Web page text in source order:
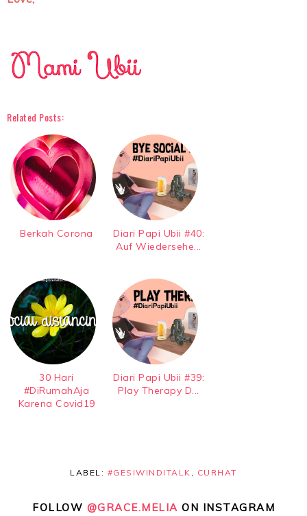
Related Posts:
Berkah Corona
Diari Papi Ubii #40:
Auf Wiedersehe...
30 Hari
#DiRumahAja
Karena Covid19
Diari Papi Ubii #39:
Play Therapy D...
LABEL: #GESIWINDITALK CURHAT
FOLLOW @GRACE.MELIA ON INSTAGRAM